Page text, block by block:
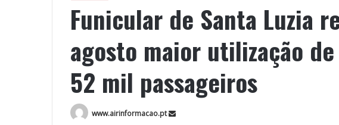
Funicular de Santa Luzia
agosto maior utilização
52 mil passageiros
www.airinformacao.pt